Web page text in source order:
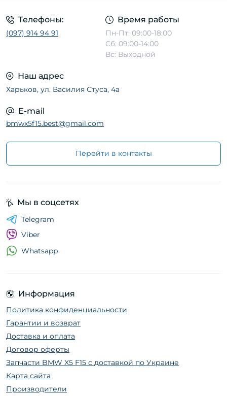
Телефоны:
(097) 914 94 91
Время работы
Пн-Пт: 09:00-18:00
Сб: 09:00-14:00
Вс: Выходной
Наш адрес
Харьков, ул. Василия Стуса, 4а
E-mail
bmwx5f15.best@gmail.com
Перейти в контакты
Информация
Политика конфиденциальности
Гарантии и возврат
Доставка и оплата
Договор оферты
Запчасти BMW X5 F15 с доставкой по Украине
Карта сайта
Производители
Мы в соцсетях
Telegram
Viber
Whatsapp